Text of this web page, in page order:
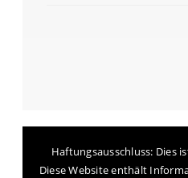
Haftungsausschluss: Dies
Diese Website enthält